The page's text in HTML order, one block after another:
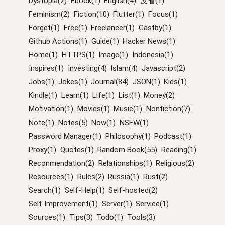
Feminism(2) Fiction(10) Flutter(1) Focus(1)
Forget(1) Free(1) Freelancer(1) Gastby(1)
Github Actions(1) Guide(1) Hacker News(1)
Home(1) HTTPS(1) Image(1) Indonesia(1)
Inspires(1) Investing(4) Islam(4) Javascript(2)
Jobs(1) Jokes(1) Journal(84) JSON(1) Kids(1)
Kindle(1) Learn(1) Life(1) List(1) Money(2)
Motivation(1) Movies(1) Music(1) Nonfiction(7)
Note(1) Notes(5) Now(1) NSFW(1)
Password Manager(1) Philosophy(1) Podcast(1)
Proxy(1) Quotes(1) Random Book(55) Reading(1)
Reconmendation(2) Relationships(1) Religious(2)
Resources(1) Rules(2) Russia(1) Rust(2)
Search(1) Self-Help(1) Self-hosted(2)
Self Improvement(1) Server(1) Service(1)
Sources(1) Tips(3) Todo(1) Tools(3)